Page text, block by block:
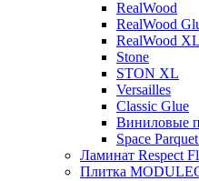
RealWood
RealWood
RealWood
Stone
STON XL
Versailles
Classic Glue
Виниловые
Space
Ламинат Respect
Плитка